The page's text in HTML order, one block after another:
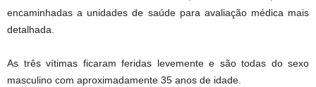
encaminhadas a unidades de saúde para avaliação médica mais
detalhada.
As três vítimas ficaram feridas levemente e são todas do sexo
masculino com aproximadamente 35 anos de idade.